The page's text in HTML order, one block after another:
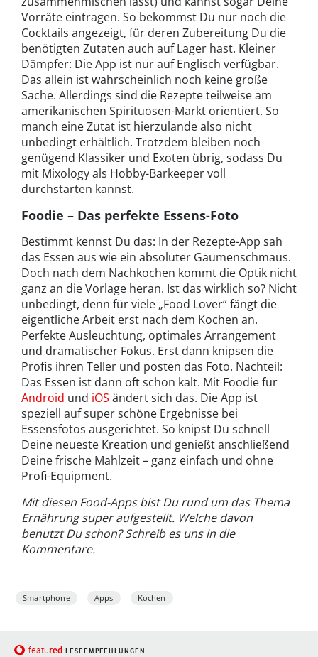
Vorräte eintragen. So bekommst Du nur noch die
Cocktails angezeigt, für deren Zubereitung Du die
benötigten Zutaten auch auf Lager hast. Kleiner
Dämpfer: Die App ist nur auf Englisch verfügbar.
Das allein ist wahrscheinlich noch keine große
Sache. Allerdings sind die Rezepte teilweise am
amerikanischen Spirituosen-Markt orientiert. So
manch eine Zutat ist hierzulande also nicht
unbedingt erhältlich. Trotzdem bleiben noch
genügend Klassiker und Exoten übrig, sodass Du
mit Mixology als Hobby-Barkeeper voll
durchstarten kannst.
Foodie – Das perfekte Essens-Foto
Bestimmt kennst Du das: In der Rezepte-App sah
das Essen aus wie ein absoluter Gaumenschmaus.
Doch nach dem Nachkochen kommt die Optik nicht
ganz an die Vorlage heran. Ist das wirklich so? Nicht
unbedingt, denn für viele „Food Lover“ fängt die
eigentliche Arbeit erst nach dem Kochen an.
Perfekte Ausleuchtung, optimales Arrangement
und dramatischer Fokus. Erst dann knipsen die
Profis ihren Teller und posten das Foto. Nachteil:
Das Essen ist dann oft schon kalt. Mit Foodie für
Android und iOS ändert sich das. Die App ist
speziell auf super schöne Ergebnisse bei
Essensfotos ausgerichtet. So knipst Du schnell
Deine neueste Kreation und genießt anschließend
Deine frische Mahlzeit – ganz einfach und ohne
Profi-Equipment.
Mit diesen Food-Apps bist Du rund um das Thema
Ernährung super aufgestellt. Welche davon
benutzt Du schon? Schreib es uns in die
Kommentare.
Smartphone Apps Kochen
featured LESEEMPFEHLUNGEN